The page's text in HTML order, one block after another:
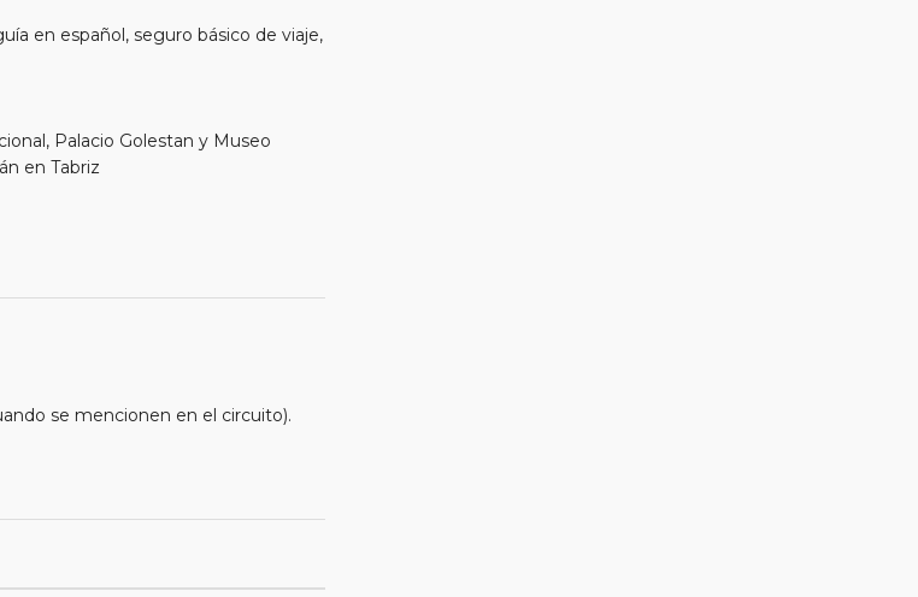
en español, seguro básico de viaje,
Palacio Golestan y Museo
en Tabriz
se mencionen en el circuito).